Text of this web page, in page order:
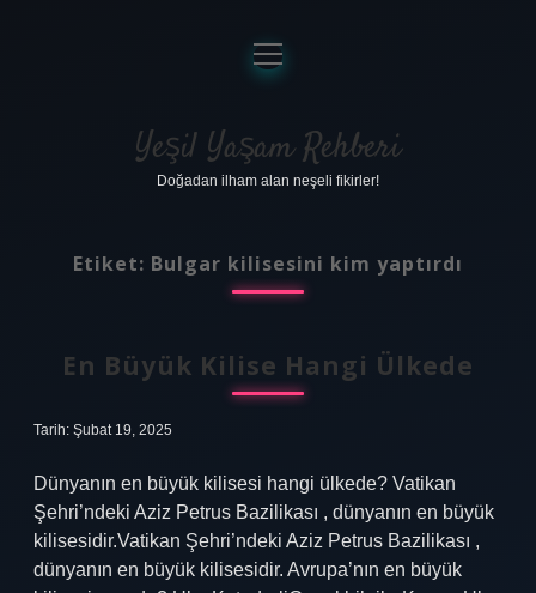
Anasayfa
Gizlilik Politikası
Yasal Uyarı
menüyü
aç
Yeşil Yaşam Rehberi
Doğadan ilham alan neşeli fikirler!
Etiket: Bulgar kilisesini kim yaptırdı
En Büyük Kilise Hangi Ülkede
Tarih: Şubat 19, 2025
Dünyanın en büyük kilisesi hangi ülkede? Vatikan
Şehri’ndeki Aziz Petrus Bazilikası , dünyanın en büyük
kilisesidir.Vatikan Şehri’ndeki Aziz Petrus Bazilikası ,
dünyanın en büyük kilisesidir. Avrupa’nın en büyük